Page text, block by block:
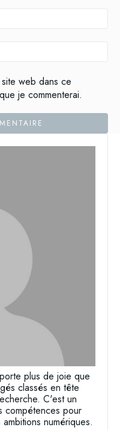
web dans ce
je commenterai.
plus de joie que
classés en tête
C'est un
compétences pour
numériques.